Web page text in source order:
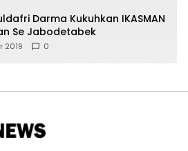
Darma Kukuhkan IKASMAN
Se Jabodetabek
2019 0